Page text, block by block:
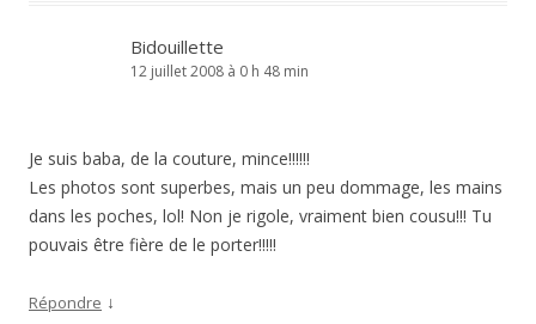
Bidouillette
12 juillet 2008 à 0 h 48 min
Je suis baba, de la couture, mince!!!!!!
Les photos sont superbes, mais un peu dommage, les mains
dans les poches, lol! Non je rigole, vraiment bien cousu!!! Tu
pouvais être fière de le porter!!!!!
Répondre ↓